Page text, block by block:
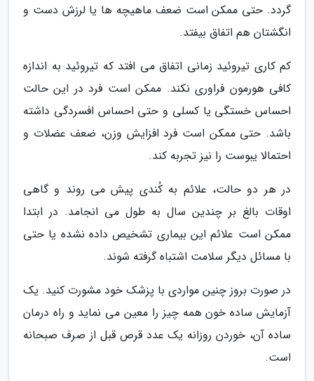
گردد. حتی ممکن است ضعف ماهیچه ها یا لرزش دست و
انگشتان هم اتفاق بیفتد.
کم کاری تیروئید زمانی اتفاق می افتد که تیروئید به اندازه
کافی هورمون فراوری نکند. ممکن است فرد در این حالت
احساس خستگی یا کسلی و حتی احساس افسردگی داشته
باشد. حتی ممکن است فرد افزایش وزن، ضعف عضلات و
احتمالا یبوست را نیز تجربه کند.
در هر دو حالت، علائم به کُندی پیش می روند و گاهی
اوقات بالغ بر چندین سال به طول می انجامد. در ابتدا
ممکن است علائم این بیماری تشخیص داده نشده یا حتی
با مسائل دیگر سلامت اشتباه گرفته شوند.
در صورت بروز چنین مواردی با پزشک خود مشورت کنید. یک
آزمایش ساده خون همه چیز را معین می نماید و راه درمان
ساده آن، خوردن روزانه یک عدد قرص قبل از صرف صبحانه
است.